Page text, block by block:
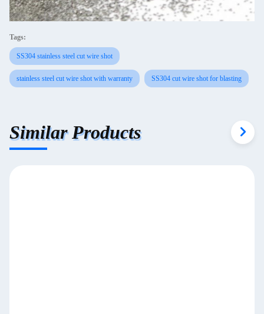
Tags:
SS304 stainless steel cut wire shot
stainless steel cut wire shot with warranty SS304 cut wire shot for blasting
Similar Products